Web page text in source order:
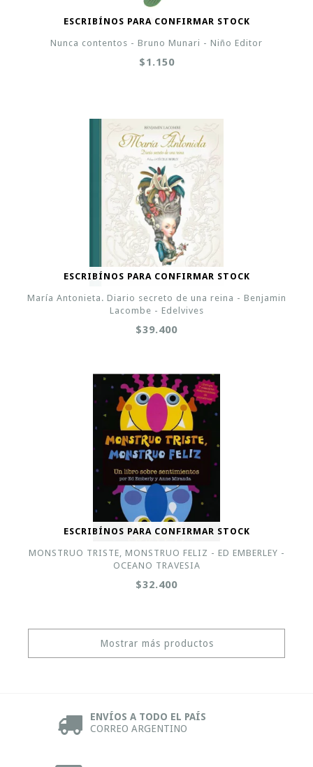
ESCRIBÍNOS PARA CONFIRMAR STOCK
Nunca contentos - Bruno Munari - Niño Editor
$1.150
ESCRIBÍNOS PARA CONFIRMAR STOCK
María Antonieta. Diario secreto de una reina - Benjamin
Lacombe - Edelvives
$39.400
ESCRIBÍNOS PARA CONFIRMAR STOCK
MONSTRUO TRISTE, MONSTRUO FELIZ - ED EMBERLEY -
OCEANO TRAVESIA
$32.400
Mostrar más productos
ENVÍOS A TODO EL PAÍS
CORREO ARGENTINO